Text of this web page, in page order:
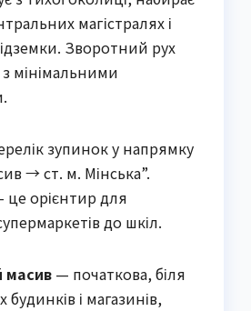
магістралях і
Зворотний рух
мінімальними
зупинок у напрямку
→ ст. м. Мінська”.
орієнтир для
до шкіл.
масив — початкова, біля
і магазинів,